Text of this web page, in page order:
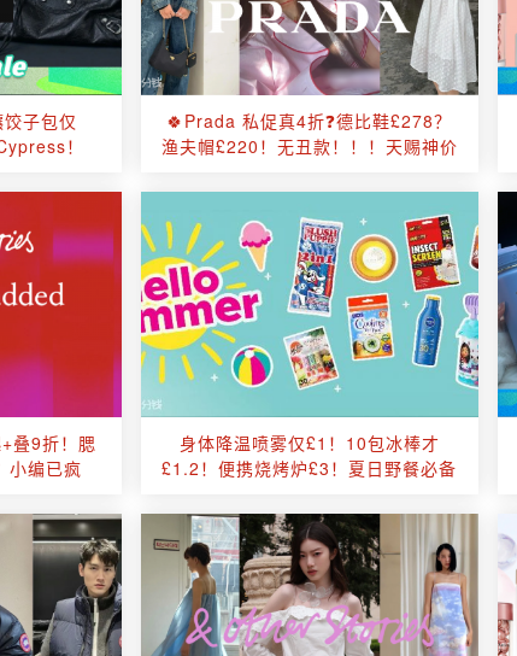
子包仅
！
🍀Prada 私促真4折❓德比鞋£278？
渔夫帽£220！无丑款！！！天赐神价
叠9折！腮
小编已疯
身体降温喷雾仅£1！10包冰棒才
£1.2！便携烧烤炉£3！夏日野餐必备